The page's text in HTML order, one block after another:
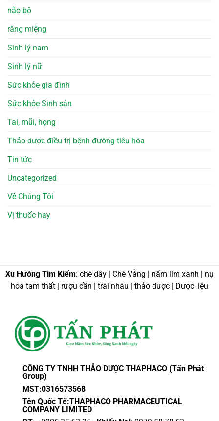
não bộ
răng miệng
Sinh lý nam
Sinh lý nữ
Sức khỏe gia đình
Sức khỏe Sinh sản
Tai, mũi, họng
Thảo dược điều trị bệnh đường tiêu hóa
Tin tức
Uncategorized
Về Chúng Tôi
Vị thuốc hay
Xu Hướng Tìm Kiếm: chè dây | Chè Vằng | nấm lim xanh | nụ
hoa tam thất | rượu cần | trái nhàu | thảo dược | Dược liệu
CÔNG TY TNHH THẢO DƯỢC THAPHACO (Tấn Phát
Group)
MST:0316573568
Tên Quốc Tế:THAPHACO PHARMACEUTICAL
COMPANY LIMITED